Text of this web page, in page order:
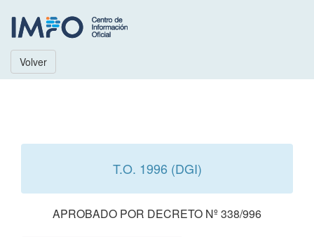
Volver
T.O. 1996 (DGI)
APROBADO POR DECRETO Nº 338/996